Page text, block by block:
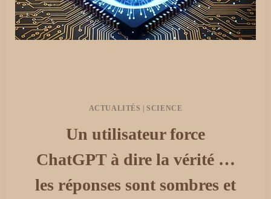
ACTUALITÉS |SCIENCE
Un utilisateur force
ChatGPT à dire la vérité …
les réponses sont sombres et